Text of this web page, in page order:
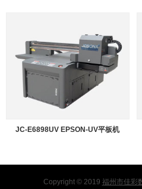
JC-E6898UV EPSON-UV平板机
Copyright © 2019 福州市佳彩